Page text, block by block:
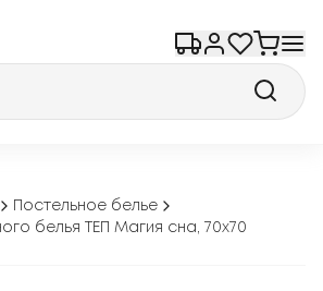
Постельное белье
белья ТЕП Магия сна, 70x70